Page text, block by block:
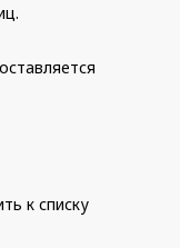
к списку